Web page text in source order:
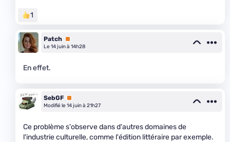
1
Patch Premium
Le 14 juin à 14h28
En effet.
SebGF Premium
Modifié le 14 juin à 21h27
Ce problème s'observe dans d'autres domaines de
l'industrie culturelle, comme l'édition littéraire par exemple.